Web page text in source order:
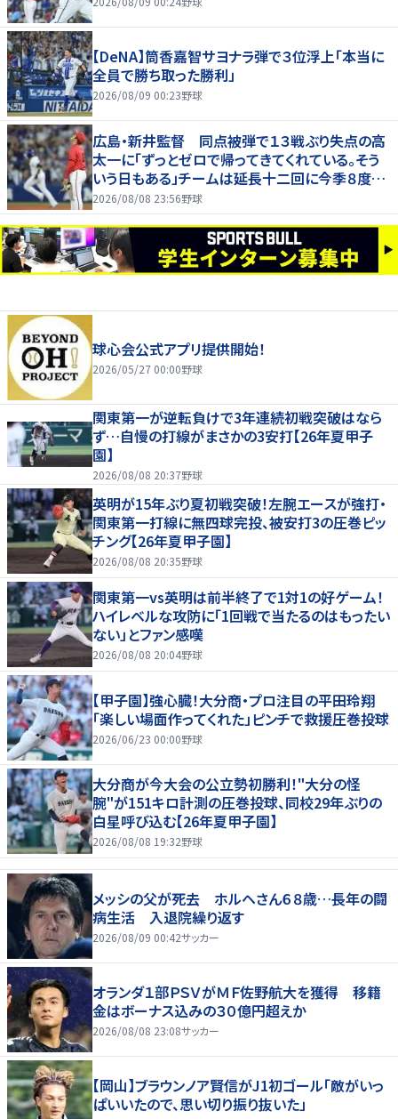
【DeNA】筒香嘉智サヨナラ弾で３位浮上「本当に
全員で勝ち取った勝利」
2026/08/09 00:23野球
広島・新井監督 同点被弾で１３戦ぶり失点の高
太一に「ずっとゼロで帰ってきてくれている。そう
いう日もある」チームは延長十二回に今季８度目
サヨナラ負け
2026/08/08 23:56野球
球心会公式アプリ提供開始！
2026/05/27 00:00野球
関東第一が逆転負けで3年連続初戦突破はなら
ず…自慢の打線がまさかの3安打【26年夏甲子
園】
2026/08/08 20:37野球
英明が15年ぶり夏初戦突破！左腕エースが強打・
関東第一打線に無四球完投、被安打3の圧巻ピッ
チング【26年夏甲子園】
2026/08/08 20:35野球
関東第一vs英明は前半終了で1対1の好ゲーム！
ハイレベルな攻防に「1回戦で当たるのはもったい
ない」とファン感嘆
2026/08/08 20:04野球
【甲子園】強心臓！大分商・プロ注目の平田玲翔
「楽しい場面作ってくれた」ピンチで救援圧巻投球
2026/06/23 00:00野球
大分商が今大会の公立勢初勝利！"大分の怪
腕"が151キロ計測の圧巻投球、同校29年ぶりの
白星呼び込む【26年夏甲子園】
2026/08/08 19:32野球
メッシの父が死去 ホルヘさん６８歳…長年の闘
病生活 入退院繰り返す
2026/08/09 00:42サッカー
オランダ１部ＰＳＶがＭＦ佐野航大を獲得 移籍
金はボーナス込みの３０億円超えか
2026/08/08 23:08サッカー
【岡山】ブラウンノア賢信がJ1初ゴール「敵がいっ
ぱいいたので、思い切り振り抜いた」